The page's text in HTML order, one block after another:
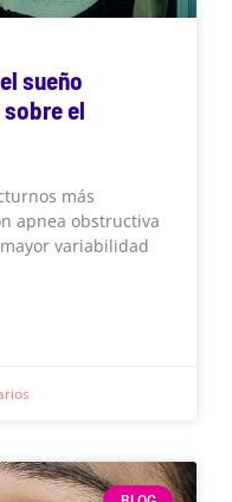
sueño
el
más
apnea obstructiva
variabilidad